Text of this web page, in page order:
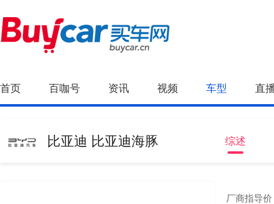
首页 百咖号 资讯 视频 车型 直
比亚迪 比亚迪海豚 综述
厂商指导价